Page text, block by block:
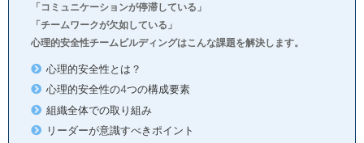
「コミュニケーションが停滞している」
「チームワークが欠如している」
心理的安全性チームビルディングはこんな課題を解決します。
心理的安全性とは？
心理的安全性の4つの構成要素
組織全体での取り組み
リーダーが意識すべきポイント